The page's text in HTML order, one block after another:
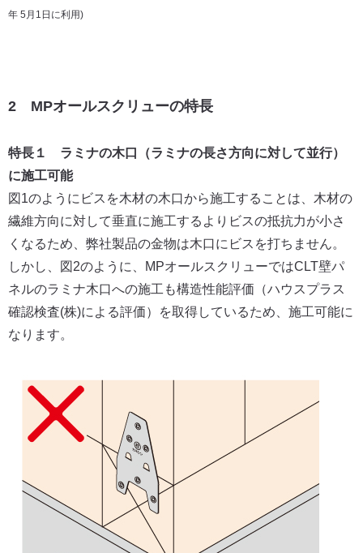
年 5月1日に利用)
2 MPオールスクリューの特長
特長１ ラミナの木口（ラミナの長さ方向に対して並行）
に施工可能
図1のようにビスを木材の木口から施工することは、木材の
繊維方向に対して垂直に施工するよりビスの抵抗力が小さ
くなるため、弊社製品の金物は木口にビスを打ちません。
しかし、図2のように、MPオールスクリューではCLT壁パ
ネルのラミナ木口への施工も構造性能評価（ハウスプラス
確認検査(株)による評価）を取得しているため、施工可能に
なります。